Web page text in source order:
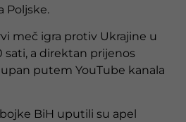
Poljske.
meč igra protiv Ukrajine u
sati, a direktan prijenos
putem YouTube kanala
BiH uputili su apel